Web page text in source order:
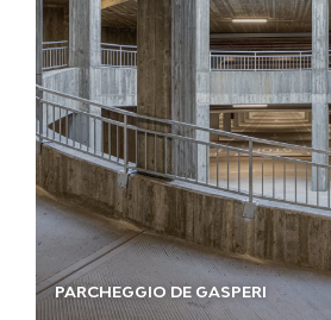
PARCHEGGIO DE GASPERI